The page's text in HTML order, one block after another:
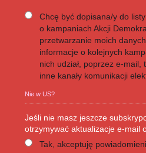
Chcę być dopisana/y do
o kampaniach Akcji
przetwarzanie moich
informacje o kolejnych
nich udział, poprzez e-mail,
inne kanały komunikacji
Nie wUS?
Jeśli nie masz jeszcze
otrzymywać aktualizacje e-mail
Tak, akceptuję